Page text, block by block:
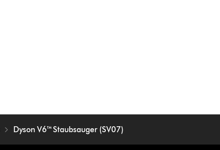
Dyson V6™ Staubsauger (SV07)